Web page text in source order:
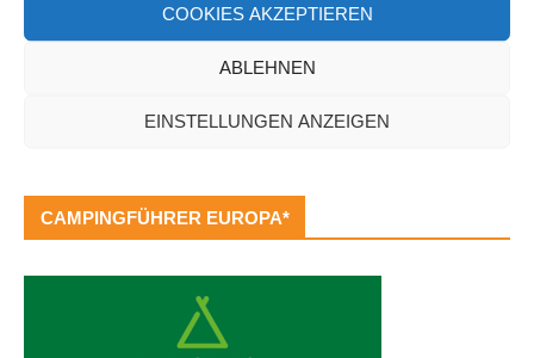
COOKIES AKZEPTIEREN
ABLEHNEN
EINSTELLUNGEN ANZEIGEN
automatisch einenRabatt!*
Buchung kommt, erhalten wir eine kleine Provision.
CAMPINGFÜHRER EUROPA*